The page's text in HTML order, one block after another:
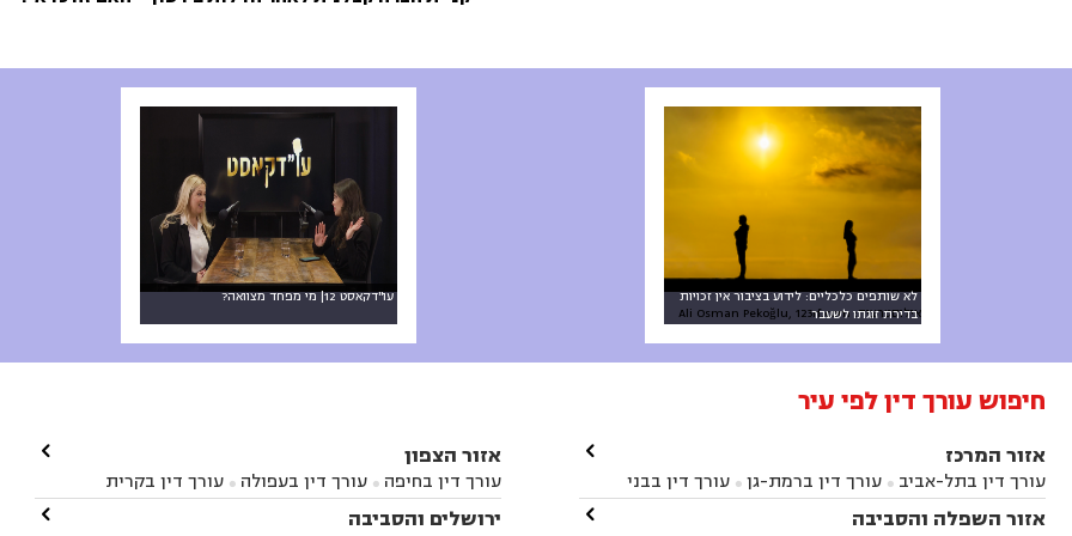
לא שותפים כלכליים: לידוע בציבור אין זכויות
בדירת זוגתו לשעבר
אילוסטרציה: Ali Osman Pekoğlu, 123rf.com
עו"דקאסט 12| מי מפחד מצוואה?
חיפוש עורך דין לפי עיר
אזור המרכז
עורך דין בתל-אביב  עורך דין ברמת-גן 
עורך דין בבני
ברק עורך דין בפתח תקווה עורך דין בראשון לציון

אזור השפלה והסביבה 
אזור הצפון
עורך דין בחיפה  עורך דין בעפולה 
עורך דין בקרית
אתא
עורך דין בנהריה עורך דין בראש פינה
עורך דין

ירושלים והסביבה 